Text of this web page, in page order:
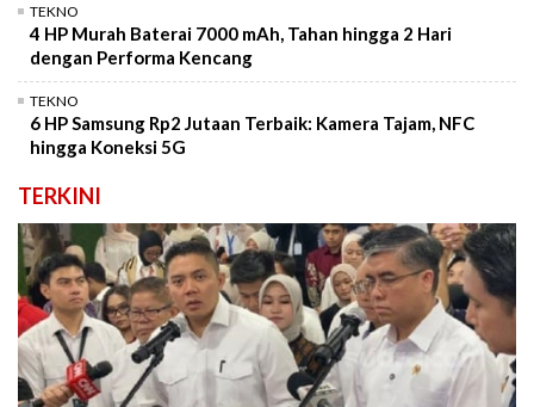
TEKNO
4 HP Murah Baterai 7000 mAh, Tahan hingga 2 Hari
dengan Performa Kencang
TEKNO
6 HP Samsung Rp2 Jutaan Terbaik: Kamera Tajam, NFC
hingga Koneksi 5G
TERKINI